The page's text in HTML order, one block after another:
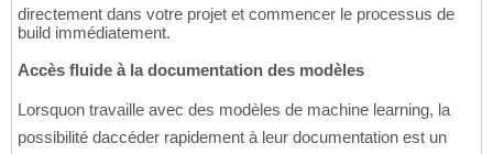
directement dans votre projet et commencer le processus de
build immédiatement.
Accès fluide à la documentation des modèles
Lorsquon travaille avec des modèles de machine learning, la
possibilité daccéder rapidement à leur documentation est un